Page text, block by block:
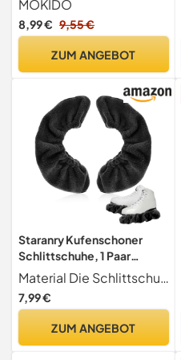
Verstellbarer
Schlittschuhschutz
MOKIDO
8,99 € 9,55 €
ZUM ANGEBOT
Staranry Kufenschoner
Schlittschuhe, 1 Paar
Schlittschuhschoner,
Elastische Kufenstrümpfe
Eishockey, Kufenschutz
und Kinder
Material Die Schlittschuhe schoner bestehen aus doppellagigem, verstärktem Fleece und sind an der Unterseite mit einem strapazierfähigen, rutschfesten Gurtband versehen. Sie fühlen sich weich an, nehmen überschüssige Feuchtigkeit auf, verhindern Rost und verlängern die Lebensdauer der Kufen
7,99 €
ZUM ANGEBOT